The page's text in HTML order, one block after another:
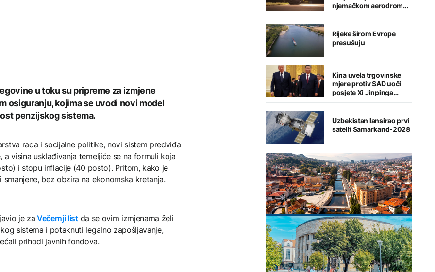
u toku su pripreme za izmjene
osiguranju, kojima se uvodi novi model
penzijskog sistema.
rada i socijalne politike, novi sistem predviđa
visina usklađivanja temeljiće se na formuli koja
i stopu inflacije (40 posto). Pritom, kako je
bez obzira na ekonomska kretanja.
je za Večernji listda se ovim izmjenama želi
sistema i potaknuti legalno zapošljavanje,
prihodi javnih fondova.
njemačkom aerodromu,
sumnja se na Rusiju
Rijeke širom Evrope
presušuju
Kina uvela trgovinske
mjere protiv SAD uoči
posjete Xi Jinpinga
Washingtonu
Uzbekistan lansirao prvi
satelit Samarkand-2028